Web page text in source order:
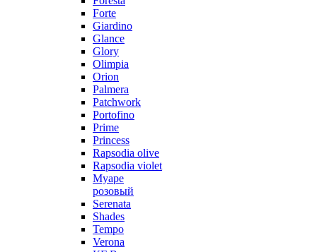
Forte
Giardino
Glance
Glory
Olimpia
Orion
Palmera
Patchwork
Portofino
Prime
Princess
Rapsodia olive
Rapsodia violet
Муаре
розовый
Serenata
Shades
Tempo
Verona